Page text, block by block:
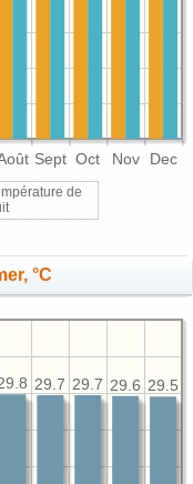
Sept Oct Nov Dec
de
°C
29.5
29.6
29.7
29.7